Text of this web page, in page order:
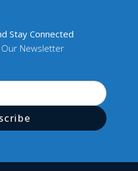
Stay Connected
Newsletter